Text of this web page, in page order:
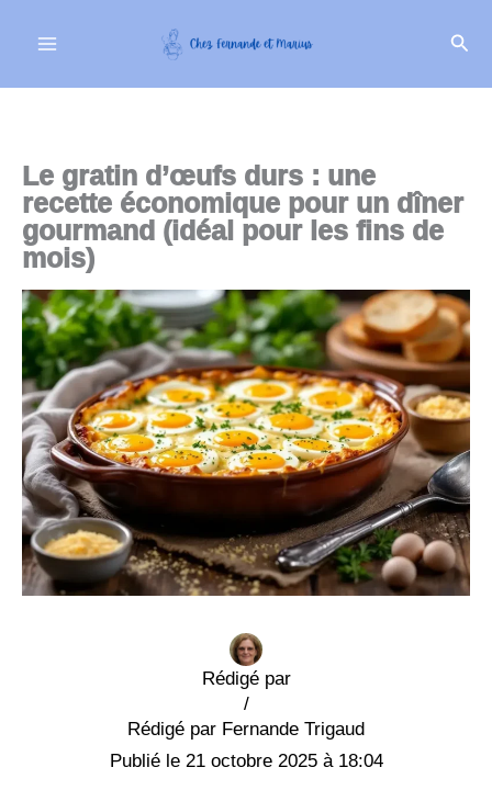
Le gratin d’œufs durs : une
recette économique pour un dîner
gourmand (idéal pour les fins de
mois)
Rédigé par
Fernande Trigaud
/
21 octobre 2025 à 18:04